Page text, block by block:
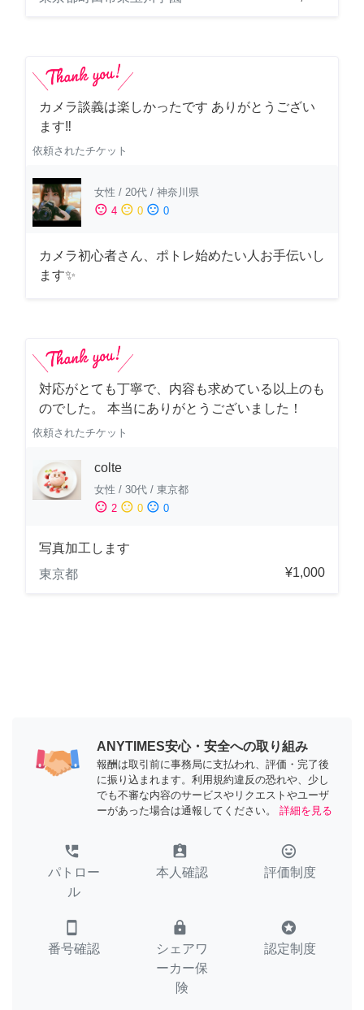
カメラ談義は楽しかったです ありがとうござい
ます‼️
依頼されたチケット
女性 / 20代 / 神奈川県
sentiment_satisfied 4 sentiment_neutral 0 sentiment_dissatisfied 0
カメラ初心者さん、ポトレ始めたい人お手伝いし
ます✨
対応がとても丁寧で、内容も求めている以上のも
のでした。 本当にありがとうございました！
依頼されたチケット
colte
女性 / 30代 / 東京都
sentiment_satisfied 2 sentiment_neutral 0 sentiment_dissatisfied 0
写真加工します
東京都
¥1,000
ANYTIMES安心・安全への取り組み
報酬は取引前に事務局に支払われ、評価・完了後
に振り込まれます。利用規約違反の恐れや、少し
でも不審な内容のサービスやリクエストやユーザ
ーがあった場合は通報してください。
詳細を見る
perm_phone_msg
パトロー
ル
assignment_ind
本人確認
tag_faces
評価制度
smartphone
番号確認
lock
シェアワ
ーカー保
険
stars
認定制度